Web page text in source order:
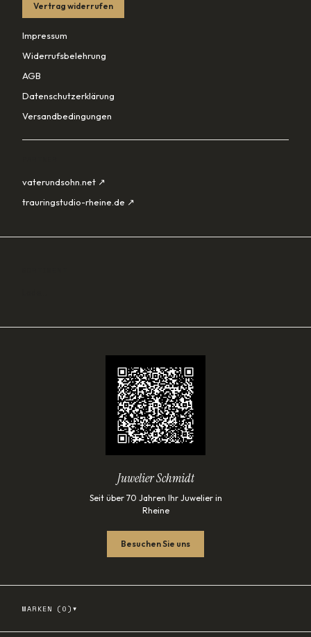
Vertrag widerrufen
Impressum
Widerrufsbelehrung
AGB
Datenschutzerklärung
Versandbedingungen
vaterundsohn.net ↗
trauringstudio-rheine.de ↗
Juwelier Schmidt
Seit über 70 Jahren Ihr Juwelier in
Rheine
Besuchen Sie uns
MARKEN ( 0 ) ▾